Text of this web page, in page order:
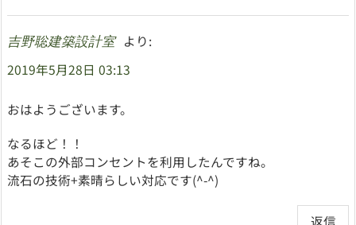
吉野聡建築設計室
より:
2019年5月28日 03:13
おはようございます。
なるほど！！
あそこの外部コンセントを利用したんですね。
流石の技術+素晴らしい対応です(^-^)
返信